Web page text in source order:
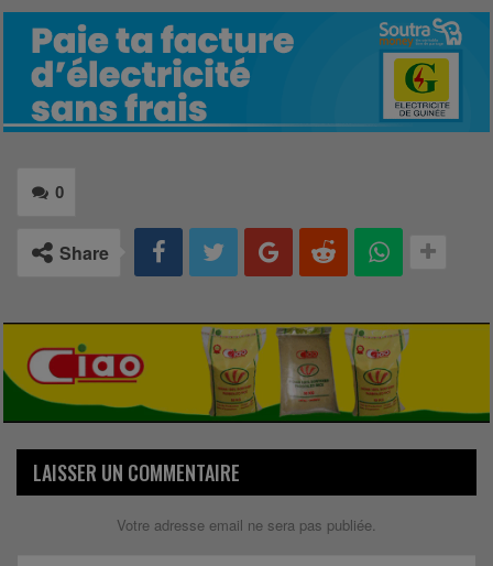
0
Share
LAISSER UN COMMENTAIRE
Votre adresse email ne sera pas publiée.